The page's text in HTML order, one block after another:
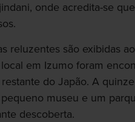
onde acredita-se
reluzentes são exibidas
em Izumo foram
do Japão. A
museu e um
descoberta.